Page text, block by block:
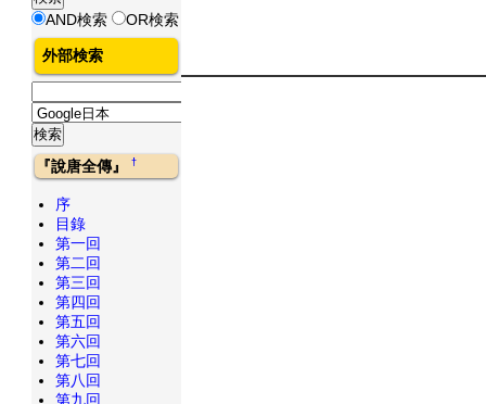
AND検索 OR検索
外部検索
『說唐全傳』†
序
目錄
第一回
第二回
第三回
第四回
第五回
第六回
第七回
第八回
第九回